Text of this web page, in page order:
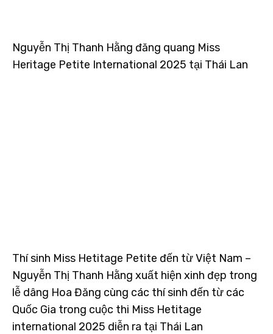
Nguyễn Thị Thanh Hằng đăng quang Miss
Heritage Petite International 2025 tại Thái Lan
Thí sinh Miss Hetitage Petite đến từ Việt Nam –
Nguyễn Thị Thanh Hằng xuất hiện xinh đẹp trong
lễ dâng Hoa Đăng cùng các thí sinh đến từ các
Quốc Gia trong cuộc thi Miss Hetitage
international 2025 diễn ra tại Thái Lan